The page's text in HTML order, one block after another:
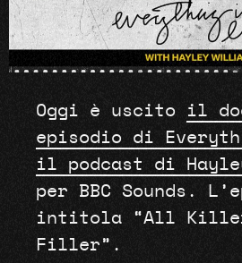
Oggi è uscito
il
episodio di
il podcast di
per BBC Sounds.
intitola “All
Filler”.